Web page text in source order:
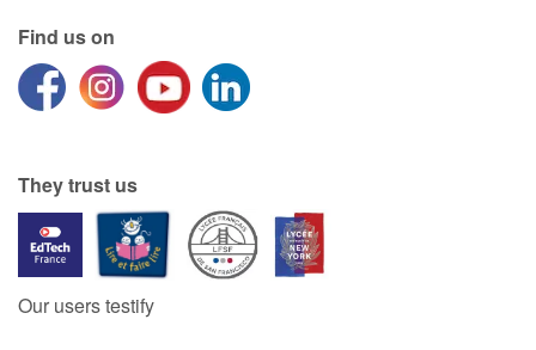
Find us on
They trust us
Our users testify